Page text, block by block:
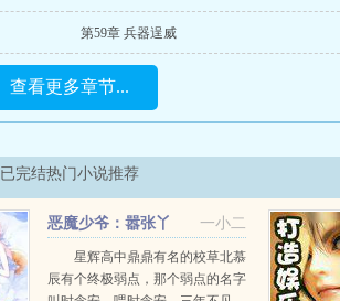
第59章 兵器逞威
查看更多章节...
已完结热门小说推荐
一小二
恶魔少爷：嚣张丫
头，请指教
星辉高中鼎鼎有名的校草北慕
辰有个终极弱点，那个弱点的名字